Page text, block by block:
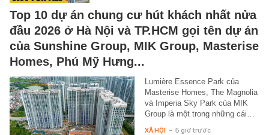
Top 10 dự án chung cư hút khách nhất nửa
đầu 2026 ở Hà Nội và TP.HCM gọi tên dự án
của Sunshine Group, MIK Group, Masterise
Homes, Phú Mỹ Hưng...
Lumière Essence Park của
Masterise Homes, The Magnolia
và Imperia Sky Park của MIK
Group là một trong những cái…
XÃ HỘI - 5 giờ trước